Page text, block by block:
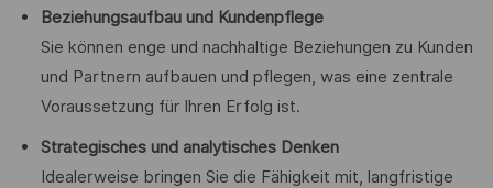
Beziehungsaufbau und Kundenpflege
Sie können enge und nachhaltige Beziehungen zu Kunden
und Partnern aufbauen und pflegen, was eine zentrale
Voraussetzung für Ihren Erfolg ist.
Strategisches und analytisches Denken
Idealerweise bringen Sie die Fähigkeit mit, langfristige